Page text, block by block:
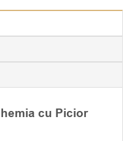
cu Picior